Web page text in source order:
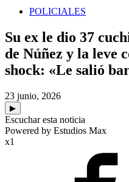
POLICIALES
Su ex le dio 37
de Núñez y la leve
shock: «Le salió
23 junio, 2026
▶
Escuchar esta noticia
Powered by Estudios Max
x1